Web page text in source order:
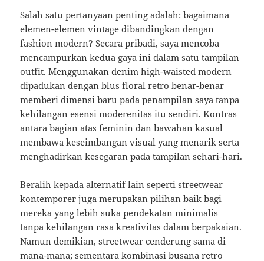
Salah satu pertanyaan penting adalah: bagaimana
elemen-elemen vintage dibandingkan dengan
fashion modern? Secara pribadi, saya mencoba
mencampurkan kedua gaya ini dalam satu tampilan
outfit. Menggunakan denim high-waisted modern
dipadukan dengan blus floral retro benar-benar
memberi dimensi baru pada penampilan saya tanpa
kehilangan esensi moderenitas itu sendiri. Kontras
antara bagian atas feminin dan bawahan kasual
membawa keseimbangan visual yang menarik serta
menghadirkan kesegaran pada tampilan sehari-hari.
Beralih kepada alternatif lain seperti streetwear
kontemporer juga merupakan pilihan baik bagi
mereka yang lebih suka pendekatan minimalis
tanpa kehilangan rasa kreativitas dalam berpakaian.
Namun demikian, streetwear cenderung sama di
mana-mana; sementara kombinasi busana retro